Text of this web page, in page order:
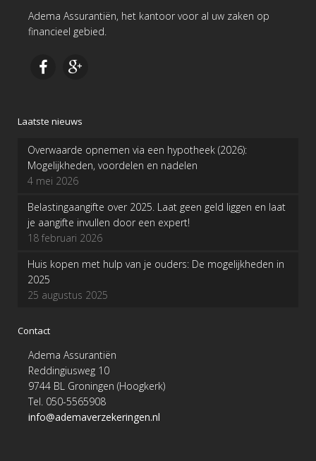
Adema Assurantiën, het kantoor voor al uw zaken op
financieel gebied.
Laatste nieuws
Overwaarde opnemen via een hypotheek (2026):
Mogelijkheden, voordelen en nadelen
4 mei 2026
Belastingaangifte over 2025. Laat geen geld liggen en laat
je aangifte invullen door een expert!
18 februari 2026
Huis kopen met hulp van je ouders: De mogelijkheden in
2025
25 augustus 2025
Contact
Adema Assurantiën
Reddingiusweg 10
9744 BL Groningen (Hoogkerk)
Tel. 050-5565908
info@ademaverzekeringen.nl